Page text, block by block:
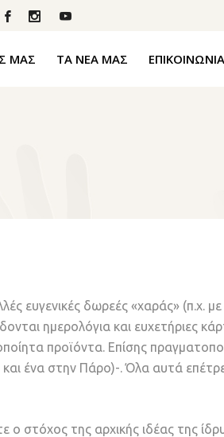
ΜΑΣ ΤΑ ΝΕΑ ΜΑΣ ΕΠΙΚΟΙΝΩΝΙΑ
ευγενικές δωρεές «χαράς» (π.χ.
ημερολόγια και ευχετήριες
προϊόντα. Επίσης
ένα στην Πάρο)-. Όλα αυτά
στόχος της αρχικής ιδέας της